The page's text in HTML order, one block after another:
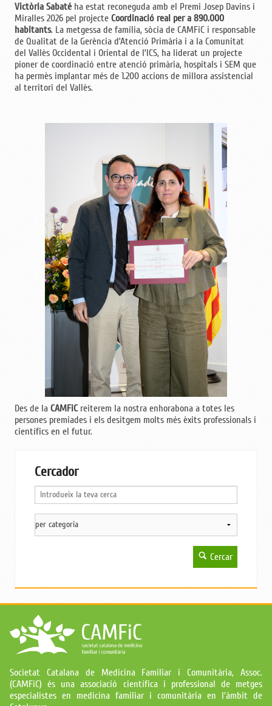
Victòria Sabaté ha estat reconeguda amb el Premi Josep Davins i
Miralles 2026 pel projecte Coordinació real per a 890.000
habitants. La metgessa de família, sòcia de CAMFiC i responsable
de Qualitat de la Gerència d’Atenció Primària i a la Comunitat
del Vallès Occidental i Oriental de l’ICS, ha liderat un projecte
pioner de coordinació entre atenció primària, hospitals i SEM que
ha permès implantar més de 1.200 accions de millora assistencial
al territori del Vallès.
Des de la CAMFiCreiterem la nostra enhorabona a totes les
persones premiades i els desitgem molts més èxits professionals i
científics en el futur.
Cercador
Cercar
Societat Catalana de Medicina Familiar i Comunitària, Assoc.
(CAMFiC) és una associació científica i professional de metges
especialistes en medicina familiar i comunitària en l'àmbit de